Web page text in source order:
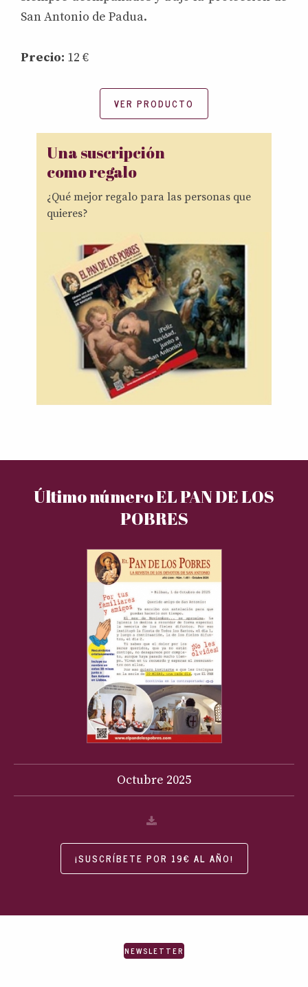
San Antonio de Padua.
Precio: 12 €
VER PRODUCTO
Una suscripción
como regalo
¿Qué mejor regalo para las personas que
quieres?
Último número EL PAN DE LOS
POBRES
Octubre 2025
¡SUSCRÍBETE POR 19€ AL AÑO!
NEWSLETTER